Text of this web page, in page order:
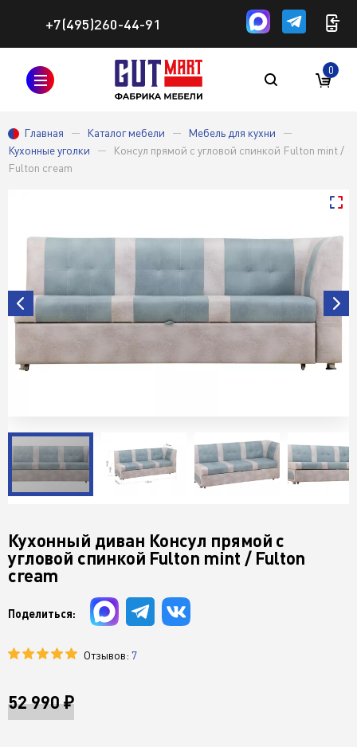
+7(495)260-44-91
0
Главная Каталог мебели
Мебель для кухни
Кухонные уголки
Консул прямой с угловой спинкой Fulton mint /
Fulton cream
Кухонный диван Консул прямой с
угловой спинкой Fulton mint / Fulton
cream
Поделиться:
Отзывов: 7
52 990 ₽